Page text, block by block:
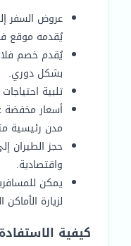
عروض السفر
يُقدمه موقع
يُقدم خصم
بشكل دوري.
تلبية
أسعار مخفضة
مدن رئيسية
حجز الطيران
واقتصادية.
يمكن
لزيارة
كيفية